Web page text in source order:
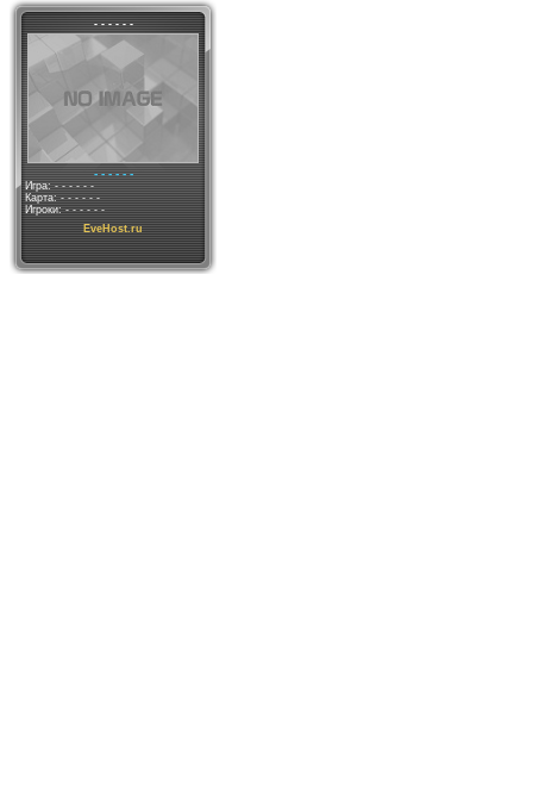
- - - - - -
- - - - - -
Игра: - - - - - -
Карта: - - - - - -
Игроки: - - - - - -
EveHost.ru